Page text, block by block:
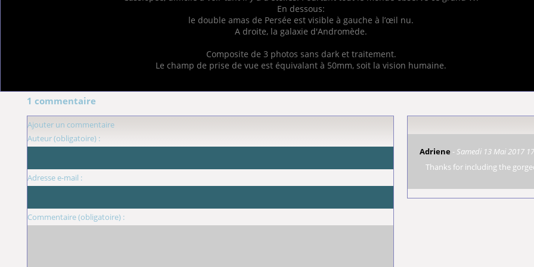
En dessous:
le double amas de Persée est visible à gauche à l’œil nu.
A droite, la galaxie d'Andromède.
Composite de 3 photos sans dark et traitement.
Le champ de prise de vue est équivalant à 50mm, soit la vision humaine.
1 commentaire
Ajouter un commentaire
Auteur (obligatoire) :
Adresse e-mail :
Commentaire (obligatoire) :
Adriene-Samedi 13 Mai 2017
Thanks for including the